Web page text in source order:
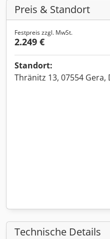
Preis & Standort
Festpreis zzgl. MwSt.
2.249 €
Standort:
Thränitz 13, 07554 Gera,
Technische Details